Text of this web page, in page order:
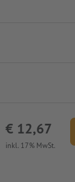
inkl. 17% MwSt.
€ 12,67